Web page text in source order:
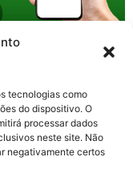
tecnologias como
do dispositivo. O
processar dados
neste site. Não
negativamente certos